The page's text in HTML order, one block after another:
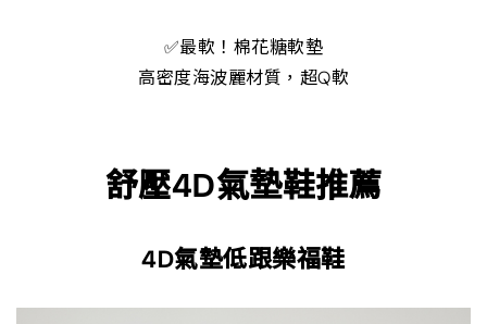
✅最軟！棉花糖軟墊
高密度海波麗材質，超Q軟
舒壓4D氣墊鞋推薦
4D氣墊低跟樂福鞋